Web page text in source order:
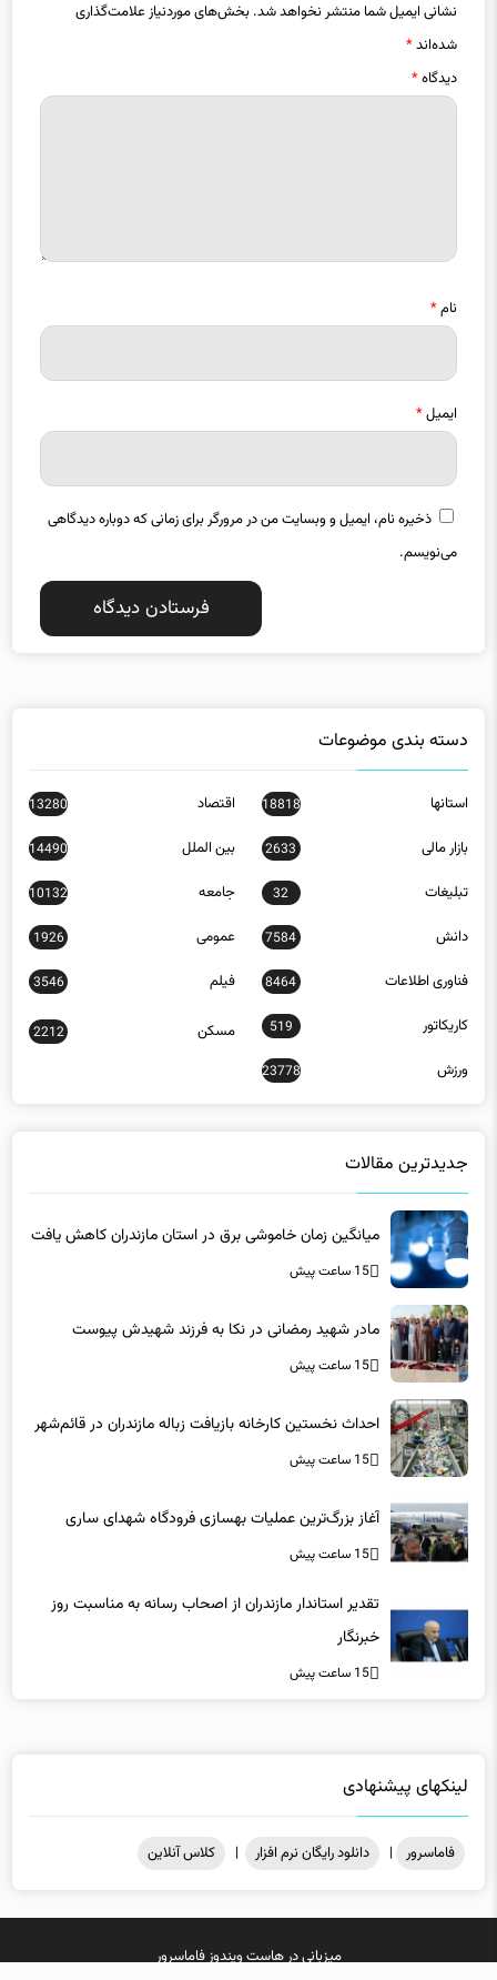
نشانی ایمیل شما منتشر نخواهد شد. بخش‌های موردنیاز علامت‌گذاری
شده‌اند*
دیدگاه*
نام*
ایمیل*
ذخیره نام، ایمیل و وبسایت من در مرورگر برای زمانی که دوباره دیدگاهی
می‌نویسم.
دسته بندی موضوعات
استانها 18818 اقتصاد 13280
بازار مالی 2633 بین الملل 14490
تبلیغات 32 جامعه 10132
دانش 7584 عمومی 1926
فناوری اطلاعات 8464 فیلم 3546
کاریکاتور 519 مسکن 2212
ورزش 23778
جدیدترین مقالات
میانگین زمان خاموشی برق در استان مازندران کاهش یافت
15 ساعت پیش
مادر شهید رمضانی در نکا به فرزند شهیدش پیوست
15 ساعت پیش
احداث نخستین کارخانه بازیافت زباله مازندران در قائم‌شهر
15 ساعت پیش
آغاز بزرگ‌ترین عملیات بهسازی فرودگاه شهدای ساری
15 ساعت پیش
تقدیر استاندار مازندران از اصحاب رسانه به مناسبت روز
خبرنگار
15 ساعت پیش
لینکهای پیشنهادی
فاماسرور | دانلود رایگان نرم افزار | کلاس آنلاین
میزبانی درهاست ویندوزفاماسرور